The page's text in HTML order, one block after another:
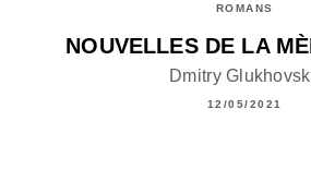
ROMANS
NOUVELLES DE LA
Dmitry
12/05/2021